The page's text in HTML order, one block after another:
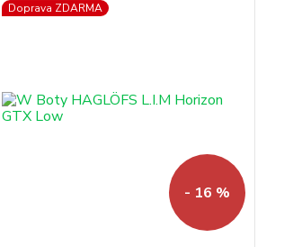
Doprava ZDARMA
- 16 %